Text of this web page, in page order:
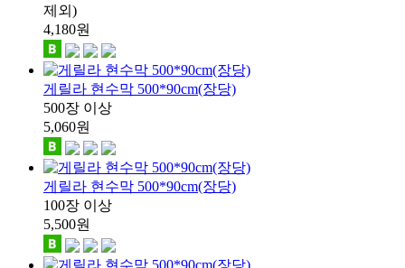
제외)
4,180원
게릴라 현수막 500*90cm(장당)
500장 이상
5,060원
게릴라 현수막 500*90cm(장당)
100장 이상
5,500원